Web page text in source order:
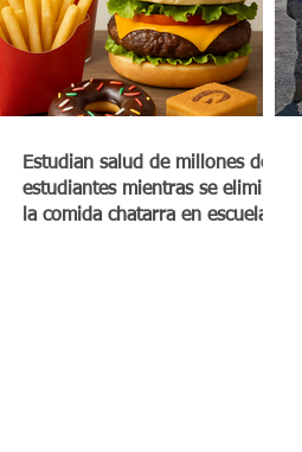
Estudian salud de millones de
estudiantes mientras se elimina
la comida chatarra en escuelas